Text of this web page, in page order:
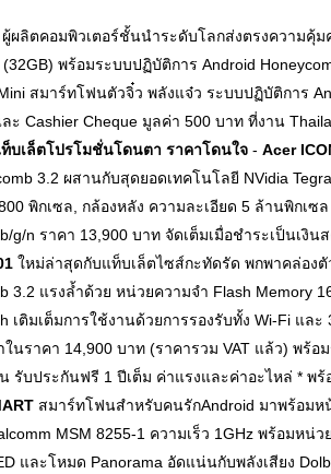
ผู้ผลิตคอมพิวเตอร์ชั้นนำระดับโลกส่งตรงความคุ้
พร้อมระบบปฏิบัติการ Android
สมาร์ทโฟนตัวจิ๋ว พลังแจ๋ว ระบบปฏิบัติการ
ะ Cashier Cheque มูลค่า 500 บาท ที่งาน
บเล็ตโปรโมชั่นโดนตา ราคาโดนใจ - Acer
3.2 ผสานกับสุดยอดเทคโนโลยี NVidia
พิกเซล, กล้องหลัง ความละเอียด 5 ล้านพิกเ
g/n ราคา 13,900 บาท จัดเต็มเมื่อชำระเป็นเงิ
ใหม่ล่าสุดกับแท็บเล็ตไซส์กะทัดรัด พกพาคล่อง
3.2 แรงล้ำด้วย หน่วยความจำ Flash Memory
ติมเต็มการใช้งานด้วยการรองรับทั้ง Wi-Fi และ
นราคา 14,900 บาท (ราคารวม VAT แล้ว) พร้อ
รับประกันฟรี 1 ปีเต็ม ค่าแรงและค่าอะไหล่ *
สมาร์ทโฟนสำหรับคนรักAndroid มาพร้อม
MSM 8255-1 ความเร็ว 1GHz พร้อมหน่
และโหมด Panorama อัดแน่นกับพลังเสียง